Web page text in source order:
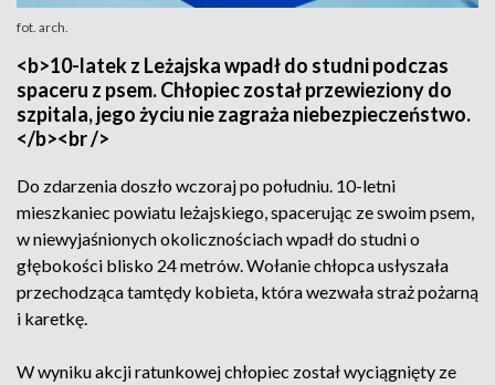
fot. arch.
<b>10-latek z Leżajska wpadł do studni podczas
spaceru z psem. Chłopiec został przewieziony do
szpitala, jego życiu nie zagraża niebezpieczeństwo.
</b><br />
Do zdarzenia doszło wczoraj po południu. 10-letni
mieszkaniec powiatu leżajskiego, spacerując ze swoim psem,
w niewyjaśnionych okolicznościach wpadł do studni o
głębokości blisko 24 metrów. Wołanie chłopca usłyszała
przechodząca tamtędy kobieta, która wezwała straż pożarną
i karetkę.
W wyniku akcji ratunkowej chłopiec został wyciągnięty ze